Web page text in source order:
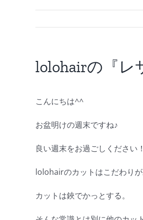
lolohairの『レ
こんにちは^^
お盆明けの週末ですね♪
良い週末をお過ごしください！
lolohairのカットはこだわりが
カットは鋏でかっとする。